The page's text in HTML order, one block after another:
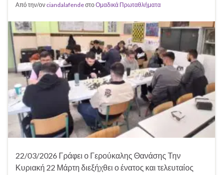
Από την/ον ciandalafendeστοΟμαδικά Πρωταθλήματα
22/03/2026 Γράφει ο Γερούκαλης Θανάσης Την
Κυριακή 22 Μάρτη διεξήχθει ο ένατος και τελευταίος